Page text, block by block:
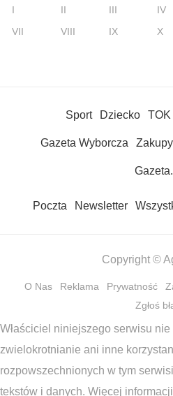
I II III IV
VII
VIII IX X
Sport Dziecko TOK
Gazeta Wyborcza Zakupy
Poczta Newsletter
Copyright ©
O Nas Reklama Prywatność
Zgłoś
Właściciel niniejszego serwisu
zwielokrotnianie ani inne
rozpowszechnionych w tym
tekstów i danych. Więcej